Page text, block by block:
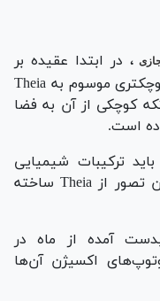
، در ابتدا عقیده بر
این بود که ماه در اثر برخورد سیاره کوچکتری موسوم به Theia
کوچکی از آن به فضا
است.
ترکیبات شیمیایی
متفاوتی از زمین داشت زیرا طبق این تصور از Theia ساخته
آمده از ماه در
اکسیژن آن‌ها